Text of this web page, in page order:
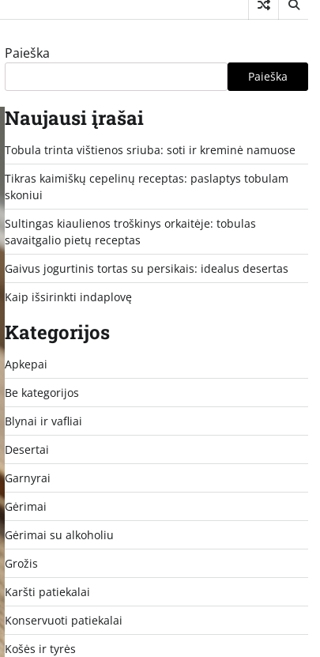
Paieška
Paieška
Naujausi įrašai
Tobula trinta vištienos sriuba: soti ir kreminė namuose
Tikras kaimiškų cepelinų receptas: paslaptys tobulam
skoniui
Sultingas kiaulienos troškinys orkaitėje: tobulas
savaitgalio pietų receptas
Gaivus jogurtinis tortas su persikais: idealus desertas
Kaip išsirinkti indaplovę
Kategorijos
Apkepai
Be kategorijos
Blynai ir vafliai
Desertai
Garnyrai
Gėrimai
Gėrimai su alkoholiu
Grožis
Karšti patiekalai
Konservuoti patiekalai
Košės ir tyrės